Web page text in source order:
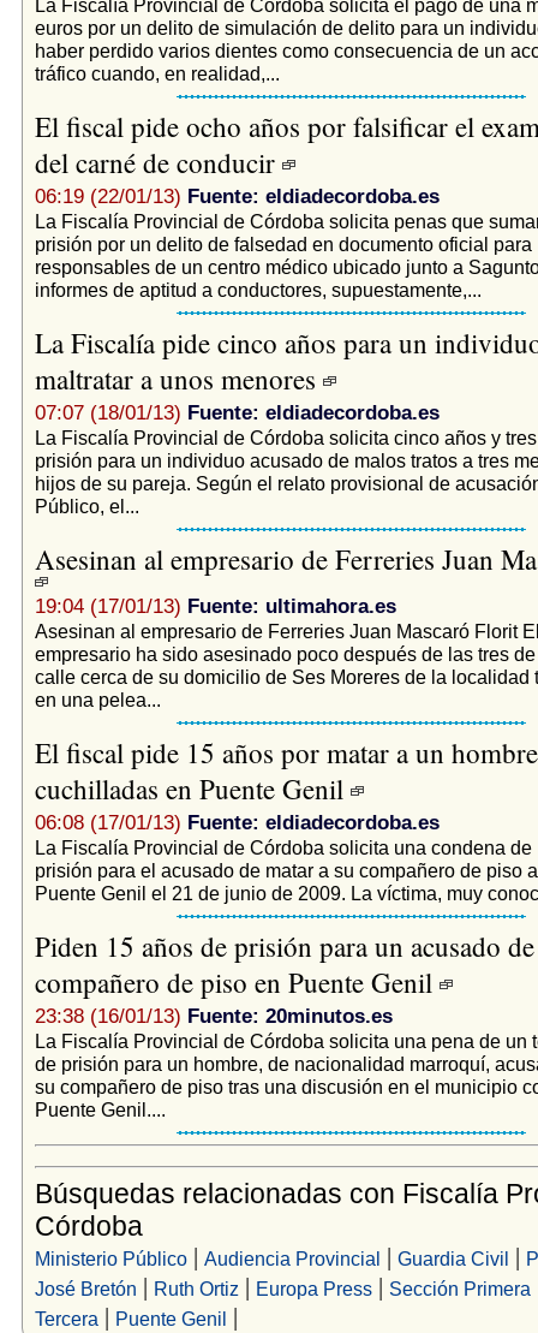
La Fiscalía Provincial de Córdoba solicita el pago de una
euros por un delito de simulación de delito para un
haber perdido varios dientes como consecuencia de un
tráfico cuando, en realidad,...
El fiscal pide ocho años por falsificar el
del carné de conducir
06:19 (22/01/13) Fuente: eldiadecordoba.es
La Fiscalía Provincial de Córdoba solicita penas que
prisión por un delito de falsedad en documento oficial para
responsables de un centro médico ubicado junto a
informes de aptitud a conductores, supuestamente,...
La Fiscalía pide cinco años para un
maltratar a unos menores
07:07 (18/01/13) Fuente: eldiadecordoba.es
La Fiscalía Provincial de Córdoba solicita cinco años y
prisión para un individuo acusado de malos tratos a tres
hijos de su pareja. Según el relato provisional de
Público, el...
Asesinan al empresario de Ferreries Juan
19:04 (17/01/13) Fuente: ultimahora.es
Asesinan al empresario de Ferreries Juan Mascaró Florit
empresario ha sido asesinado poco después de las tres
calle cerca de su domicilio de Ses Moreres de la localidad
en una pelea...
El fiscal pide 15 años por matar a un
cuchilladas en Puente Genil
06:08 (17/01/13) Fuente: eldiadecordoba.es
La Fiscalía Provincial de Córdoba solicita una condena de
prisión para el acusado de matar a su compañero de piso
Puente Genil el 21 de junio de 2009. La víctima, muy
Piden 15 años de prisión para un acusado
compañero de piso en Puente Genil
23:38 (16/01/13) Fuente: 20minutos.es
La Fiscalía Provincial de Córdoba solicita una pena de un
de prisión para un hombre, de nacionalidad marroquí,
su compañero de piso tras una discusión en el municipio
Puente Genil....
Búsquedas relacionadas con Fiscalía
Córdoba
Ministerio Público| Audiencia Provincial | Guardia Civil |
José Bretón | Ruth Ortiz | Europa Press| Sección Primera
Tercera | Puente Genil |